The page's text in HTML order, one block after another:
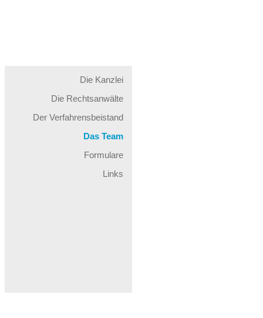
Die Kanzlei
Die Rechtsanwälte
Der Verfahrensbeistand
Das Team
Formulare
Links